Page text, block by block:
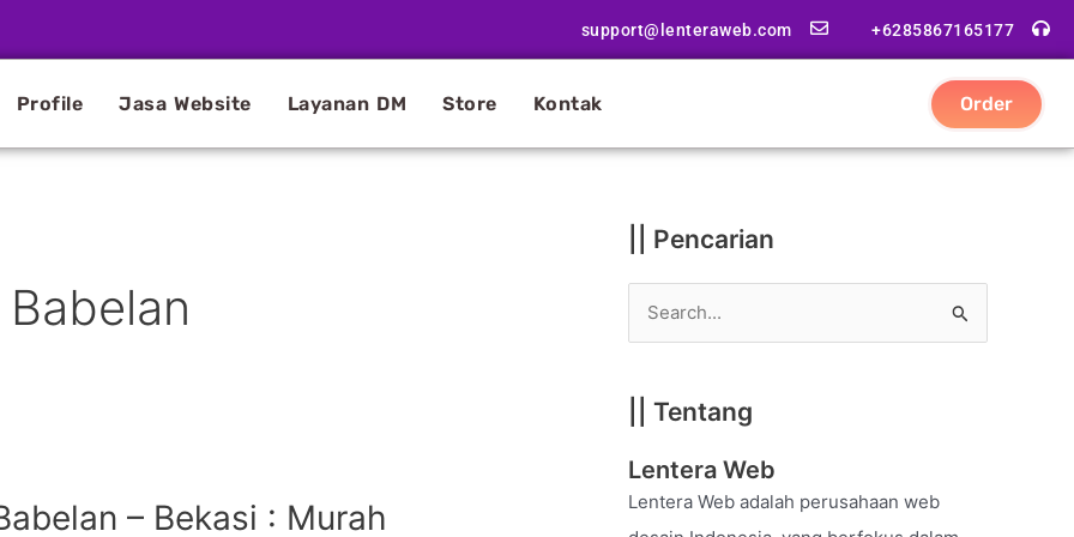
support@lenteraweb.com +6285867165177
Profile Jasa Website Layanan DM Store Kontak Order
– Bekasi : Murah
|| Pencarian
r
c
h
|| Tentang
Lentera Web
Lentera Web adalah perusahaan web
|
t
g
i